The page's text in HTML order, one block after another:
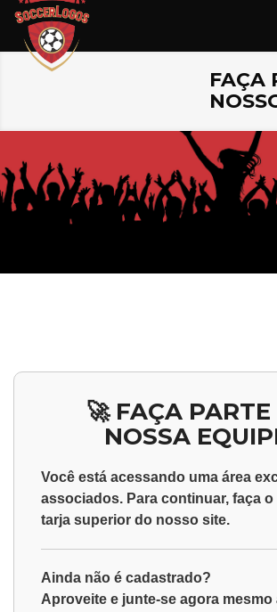
FAÇA
🚀 FAÇA
NOSSA
Você está acessando uma área
associados. Para continuar, faça o
tarja superior do nosso site.
Ainda não é cadastrado?
Aproveite e junte-se agora mesmo